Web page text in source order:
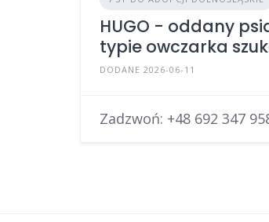
HUGO - oddany
typie owczarka
DODANE 2026-06-11
Zadzwoń: +48 692 347